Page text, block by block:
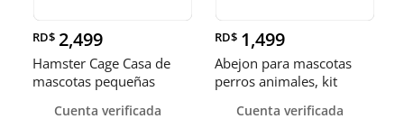
RD$ 2,499
Hamster Cage Casa de
mascotas pequeñas
Cuenta verificada
RD$ 1,499
Abejon para mascotas
perros animales, kit
Cuenta verificada